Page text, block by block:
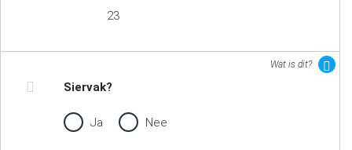
23
Wat is dit?
Siervak?
Ja Nee